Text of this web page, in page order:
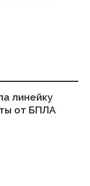
линейку
от БПЛА